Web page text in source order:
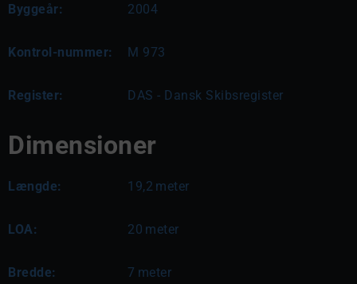
Byggeår: 2004
Kontrol-nummer: M 973
Register: DAS - Dansk Skibsregister
Dimensioner
Længde: 19,2 meter
LOA: 20 meter
Bredde: 7 meter